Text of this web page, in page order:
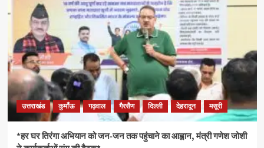
उत्तराखंड कुमाँऊ गढ़वाल गैरसैण दिल्ली देहरादून मसूरी
*हर घर तिरंगा अभियान को जन-जन तक पहुंचाने का आह्वान, मंत्री गणेश जोशी